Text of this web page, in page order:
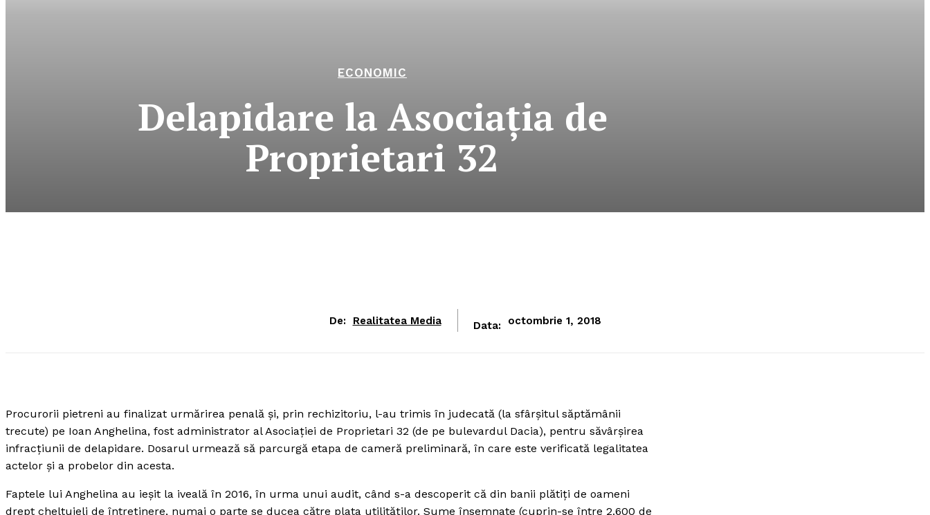
ECONOMIC
Delapidare la Asociaţia de
Proprietari 32
De: Realitatea Media Data: octombrie 1, 2018
Procurorii pietreni au finalizat urmărirea penală şi, prin rechizitoriu, l-au trimis în judecată (la sfârşitul săptămânii
trecute) pe Ioan Anghelina, fost administrator al Asociaţiei de Proprietari 32 (de pe bulevardul Dacia), pentru săvârşirea
infracţiunii de delapidare. Dosarul urmează să parcurgă etapa de cameră preliminară, în care este verificată legalitatea
actelor şi a probelor din acesta.
Faptele lui Anghelina au ieşit la iveală în 2016, în urma unui audit, când s-a descoperit că din banii plătiţi de oameni
drept cheltuieli de întreţinere, numai o parte se ducea către plata utilităţilor. Sume însemnate (cuprin-se între 2.600 de